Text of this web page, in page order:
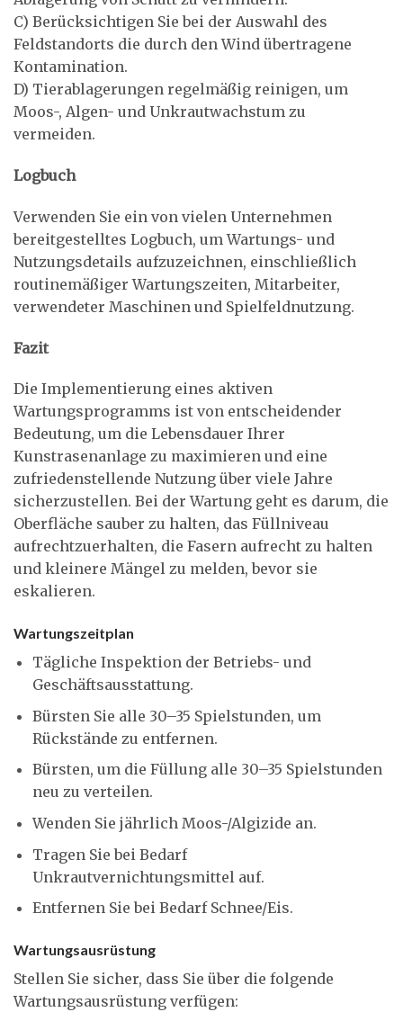
C) Berücksichtigen Sie bei der Auswahl des
Feldstandorts die durch den Wind übertragene
Kontamination.
D) Tierablagerungen regelmäßig reinigen, um
Moos-, Algen- und Unkrautwachstum zu
vermeiden.
Logbuch
Verwenden Sie ein von vielen Unternehmen
bereitgestelltes Logbuch, um Wartungs- und
Nutzungsdetails aufzuzeichnen, einschließlich
routinemäßiger Wartungszeiten, Mitarbeiter,
verwendeter Maschinen und Spielfeldnutzung.
Fazit
Die Implementierung eines aktiven
Wartungsprogramms ist von entscheidender
Bedeutung, um die Lebensdauer Ihrer
Kunstrasenanlage zu maximieren und eine
zufriedenstellende Nutzung über viele Jahre
sicherzustellen. Bei der Wartung geht es darum, die
Oberfläche sauber zu halten, das Füllniveau
aufrechtzuerhalten, die Fasern aufrecht zu halten
und kleinere Mängel zu melden, bevor sie
eskalieren.
Wartungszeitplan
Tägliche Inspektion der Betriebs- und
Geschäftsausstattung.
Bürsten Sie alle 30–35 Spielstunden, um
Rückstände zu entfernen.
Bürsten, um die Füllung alle 30–35 Spielstunden
neu zu verteilen.
Wenden Sie jährlich Moos-/Algizide an.
Tragen Sie bei Bedarf
Unkrautvernichtungsmittel auf.
Entfernen Sie bei Bedarf Schnee/Eis.
Wartungsausrüstung
Stellen Sie sicher, dass Sie über die folgende
Wartungsausrüstung verfügen: